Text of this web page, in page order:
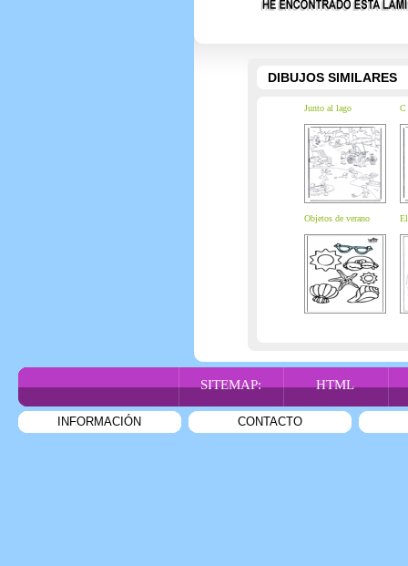
DIBUJOS SIMILARES
Junto al lago C
Objetos de verano
SITEMAP: HTML
INFORMACIÓN CONTACTO